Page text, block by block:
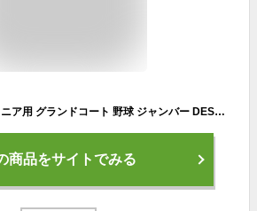
送料無料 デサント ジュニア用 グランドコート 野球 ジャンバー DESCENTE エクスプラス チタンサーモ ジャケット 少年 子ども 130-160cm 中綿 防風 裏起毛トリコット 防寒ウェア アウター ブルゾン スポーツウェア/JDR-215【取寄】【返品不可】
商品をサイトでみる